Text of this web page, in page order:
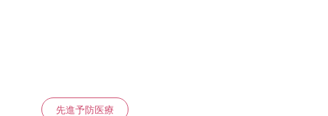
先進予防医療